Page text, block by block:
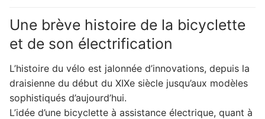
1.2. La singularité du format pliant : genèse et
utilité
mécanique et technologie
2.1. Anatomie d'un VAE pliant : les éléments
clés
Une brève histoire de la bicyclette
et de son électrification
L’histoire du vélo est jalonnée d’innovations, depuis la
draisienne du début du XIXe siècle jusqu’aux modèles
sophistiqués d’aujourd’hui.
L’idée d’une bicyclette à assistance électrique, quant à